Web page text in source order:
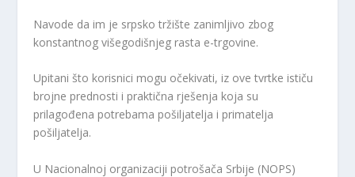
Navode da im je srpsko tržište zanimljivo zbog
konstantnog višegodišnjeg rasta e-trgovine.
Upitani što korisnici mogu očekivati, iz ove tvrtke ističu
brojne prednosti i praktična rješenja koja su
prilagođena potrebama pošiljatelja i primatelja
pošiljatelja.
U Nacionalnoj organizaciji potrošača Srbije (NOPS)